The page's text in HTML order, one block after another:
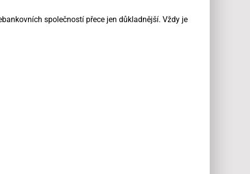
společností přece jen důkladnější. Vždy je